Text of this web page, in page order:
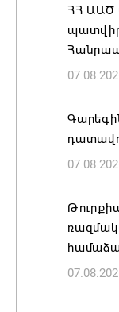
ՀՀ ԱԱԾ